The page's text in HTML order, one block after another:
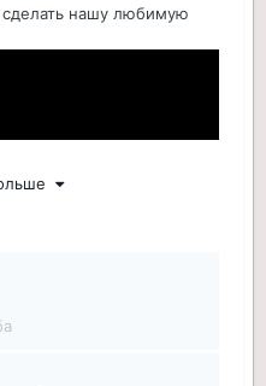
сделать нашу любимую